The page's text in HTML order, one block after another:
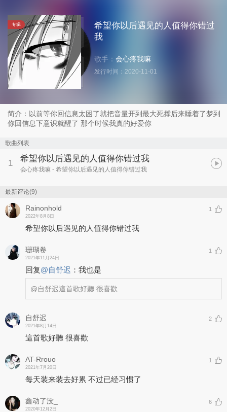
专辑
希望你以后遇见的人值得你错过
我
歌手： 会心疼我嘛
发行时间： 2020-11-01
简介：以前等你回信息太困了就把音量开到最大死撑后来睡着了梦到
你回信息下意识就醒了 那个时候我真的好爱你
歌曲列表
1 希望你以后遇见的人值得你错过我
会心疼我嘛 - 希望你以后遇见的人值得你错过我
最新评论(9)
Rainonhold
2022年8月8日
1
希望你以后遇见的人值得你错过我
珊瑚卷
2021年11月24日
1
回复@自舒迟 ： 我也是
@自舒迟這首歌好聽 很喜歡
自舒迟
2021年8月14日
2
這首歌好聽 很喜歡
AT-Rrouo
2021年7月20日
1
每天装来装去好累 不过已经习惯了
鑫动了没_
2020年12月2日
6